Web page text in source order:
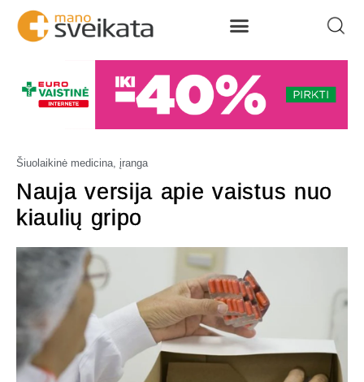
Šiuolaikinė medicina, įranga
Nauja versija apie vaistus nuo
kiaulių gripo